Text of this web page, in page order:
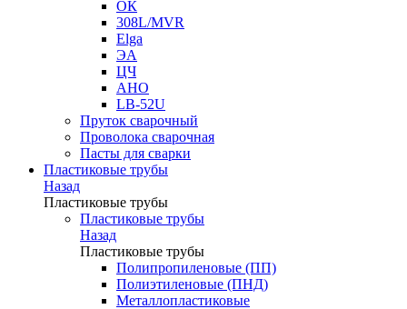
ОК
308L/MVR
Elga
ЭА
ЦЧ
АНО
LB-52U
Пруток сварочный
Проволока сварочная
Пасты для сварки
Пластиковые трубы
Назад
Пластиковые трубы
Пластиковые трубы
Назад
Пластиковые трубы
Полипропиленовые (ПП)
Полиэтиленовые (ПНД)
Металлопластиковые